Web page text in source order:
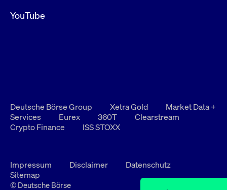
YouTube
Deutsche Börse Group Xetra Gold
Market Data +
Services
Eurex 360T
Clearstream
Crypto Finance
ISS STOXX
Impressum Disclaimer
Datenschutz
Sitemap
© Deutsche Börse